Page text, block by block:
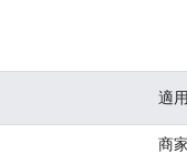
適
商